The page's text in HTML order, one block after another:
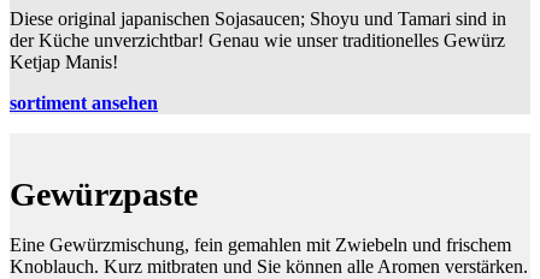
Diese original japanischen Sojasaucen; Shoyu und Tamari sind in
der Küche unverzichtbar! Genau wie unser traditionelles Gewürz
Ketjap Manis!
sortiment ansehen
Gewürzpaste
Eine Gewürzmischung, fein gemahlen mit Zwiebeln und frischem
Knoblauch. Kurz mitbraten und Sie können alle Aromen verstärken.